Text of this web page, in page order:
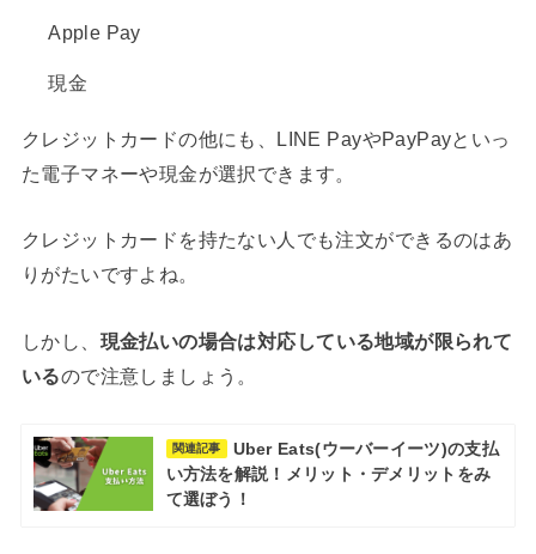
Apple Pay
現金
クレジットカードの他にも、LINE PayやPayPayといっ
た電子マネーや現金が選択できます。
クレジットカードを持たない人でも注文ができるのはあ
りがたいですよね。
しかし、 現金払いの場合は対応している地域が限られて
いるので注意しましょう。
関連記事
Uber Eats(ウーバーイーツ)の支払
い方法を解説！メリット・デメリットをみ
て選ぼう！